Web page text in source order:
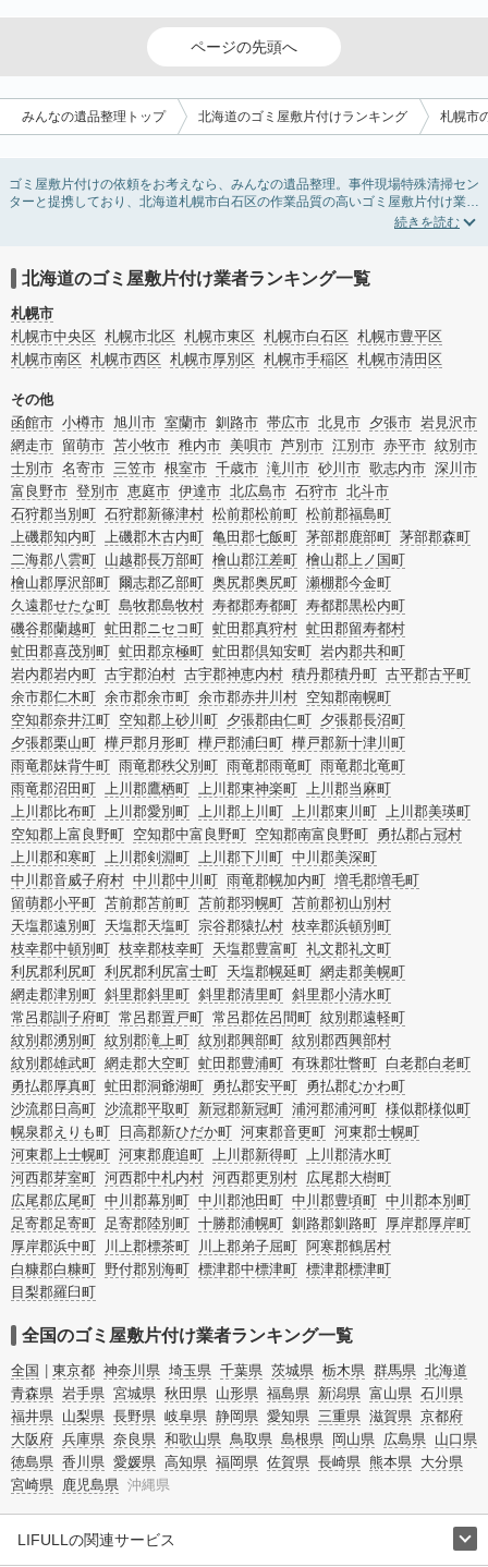
ページの先頭へ
みんなの遺品整理トップ 北海道のゴミ屋敷片付けランキング 札幌市
ゴミ屋敷片付けの依頼をお考えなら、みんなの遺品整理。事件現場特殊清掃セン
ターと提携しており、北海道札幌市白石区の作業品質の高いゴミ屋敷片付け業者
を掲載しています。汚部屋の片付けに伴う不用品の処分・回収・引き取りから、
など絞り込み条件を利用し検索してみましょう。ゴミ屋敷になってしまう方は高
齢で体力的に掃除するのが難しい、認知症やセルフネグレクトになってしまう、
精神的なストレスなど様々な原因があります。
またお役立ち情報も豊富なので、部屋を埋めつくす大量のゴミを自力で片付ける
方法についてもチェックしてみてください。
北海道のゴミ屋敷片付け業者ランキング一覧
札幌市
札幌市中央区 札幌市北区 札幌市東区 札幌市白石区 札幌市豊平区
札幌市南区 札幌市西区 札幌市厚別区 札幌市手稲区 札幌市清田区
その他
函館市 小樽市 旭川市 室蘭市 釧路市 帯広市 北見市 夕張市 岩見沢市
網走市 留萌市 苫小牧市 稚内市 美唄市 芦別市 江別市 赤平市 紋別市
士別市 名寄市 三笠市 根室市 千歳市 滝川市 砂川市 歌志内市 深川市
富良野市 登別市 恵庭市 伊達市 北広島市 石狩市 北斗市
石狩郡当別町 石狩郡新篠津村 松前郡松前町 松前郡福島町
上磯郡知内町 上磯郡木古内町 亀田郡七飯町 茅部郡鹿部町 茅部郡森町
二海郡八雲町 山越郡長万部町 檜山郡江差町 檜山郡上ノ国町
檜山郡厚沢部町 爾志郡乙部町 奥尻郡奥尻町 瀬棚郡今金町
久遠郡せたな町 島牧郡島牧村 寿都郡寿都町 寿都郡黒松内町
磯谷郡蘭越町 虻田郡ニセコ町 虻田郡真狩村 虻田郡留寿都村
虻田郡喜茂別町 虻田郡京極町 虻田郡倶知安町 岩内郡共和町
岩内郡岩内町 古宇郡泊村 古宇郡神恵内村 積丹郡積丹町 古平郡古平町
余市郡仁木町 余市郡余市町 余市郡赤井川村 空知郡南幌町
空知郡奈井江町 空知郡上砂川町 夕張郡由仁町 夕張郡長沼町
夕張郡栗山町 樺戸郡月形町 樺戸郡浦臼町 樺戸郡新十津川町
雨竜郡妹背牛町 雨竜郡秩父別町 雨竜郡雨竜町 雨竜郡北竜町
雨竜郡沼田町 上川郡鷹栖町 上川郡東神楽町 上川郡当麻町
上川郡比布町 上川郡愛別町 上川郡上川町 上川郡東川町 上川郡美瑛町
空知郡上富良野町 空知郡中富良野町 空知郡南富良野町 勇払郡占冠村
上川郡和寒町 上川郡剣淵町 上川郡下川町 中川郡美深町
中川郡音威子府村 中川郡中川町 雨竜郡幌加内町 増毛郡増毛町
留萌郡小平町 苫前郡苫前町 苫前郡羽幌町 苫前郡初山別村
天塩郡遠別町 天塩郡天塩町 宗谷郡猿払村 枝幸郡浜頓別町
枝幸郡中頓別町 枝幸郡枝幸町 天塩郡豊富町 礼文郡礼文町
利尻郡利尻町 利尻郡利尻富士町 天塩郡幌延町 網走郡美幌町
網走郡津別町 斜里郡斜里町 斜里郡清里町 斜里郡小清水町
常呂郡訓子府町 常呂郡置戸町 常呂郡佐呂間町 紋別郡遠軽町
紋別郡湧別町 紋別郡滝上町 紋別郡興部町 紋別郡西興部村
紋別郡雄武町 網走郡大空町 虻田郡豊浦町 有珠郡壮瞥町 白老郡白老町
勇払郡厚真町 虻田郡洞爺湖町 勇払郡安平町 勇払郡むかわ町
沙流郡日高町 沙流郡平取町 新冠郡新冠町 浦河郡浦河町 様似郡様似町
幌泉郡えりも町
日高郡新ひだか町 河東郡音更町 河東郡士幌町
河東郡上士幌町 河東郡鹿追町 上川郡新得町 上川郡清水町
河西郡芽室町 河西郡中札内村 河西郡更別村 広尾郡大樹町
広尾郡広尾町 中川郡幕別町 中川郡池田町 中川郡豊頃町 中川郡本別町
足寄郡足寄町 足寄郡陸別町 十勝郡浦幌町 釧路郡釧路町 厚岸郡厚岸町
厚岸郡浜中町
川上郡標茶町 川上郡弟子屈町 阿寒郡鶴居村
白糠郡白糠町 野付郡別海町 標津郡中標津町 標津郡標津町
目梨郡羅臼町
全国のゴミ屋敷片付け業者ランキング一覧
全国 東京都 神奈川県 埼玉県 千葉県 茨城県 栃木県 群馬県 北海道
青森県 岩手県 宮城県 秋田県 山形県 福島県 新潟県 富山県 石川県
福井県 山梨県 長野県 岐阜県 静岡県 愛知県 三重県 滋賀県 京都府
大阪府 兵庫県 奈良県 和歌山県 鳥取県 島根県 岡山県 広島県 山口県
徳島県 香川県 愛媛県 高知県 福岡県 佐賀県 長崎県 熊本県 大分県
宮崎県 鹿児島県 沖縄県
LIFULLの関連サービス